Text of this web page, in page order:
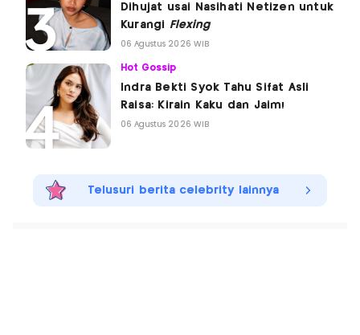
Dihujat usai Nasihati Netizen untuk
Kurangi Flexing
06 Agustus 2026 WIB
Hot Gossip
Indra Bekti Syok Tahu Sifat Asli
Raisa: Kirain Kaku dan Jaim!
06 Agustus 2026 WIB
Telusuri berita celebrity lainnya